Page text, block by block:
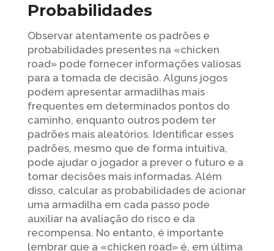
Probabilidades
Observar atentamente os padrões e
probabilidades presentes na «chicken
road» pode fornecer informações valiosas
para a tomada de decisão. Alguns jogos
podem apresentar armadilhas mais
frequentes em determinados pontos do
caminho, enquanto outros podem ter
padrões mais aleatórios. Identificar esses
padrões, mesmo que de forma intuitiva,
pode ajudar o jogador a prever o futuro e a
tomar decisões mais informadas. Além
disso, calcular as probabilidades de acionar
uma armadilha em cada passo pode
auxiliar na avaliação do risco e da
recompensa. No entanto, é importante
lembrar que a «chicken road» é, em última